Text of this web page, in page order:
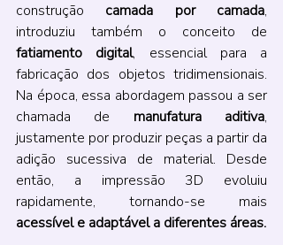
construção camada por camada,
fatiamento digital, essencial para a
fabricação dos objetos tridimensionais.
Na época, essa abordagem passou a ser
chamada de manufatura aditiva,
justamente por produzir peças a partir da
adição sucessiva de material. Desde
então, a impressão 3D evoluiu
rapidamente, tornando-se mais
acessível e adaptável a diferentes áreas.